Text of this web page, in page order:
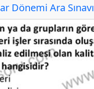
Dönemi Ara Sınavı